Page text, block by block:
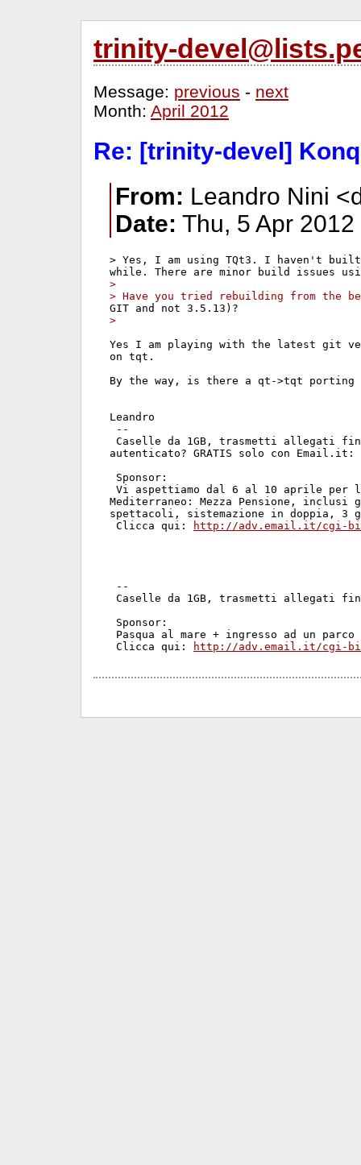
trinity-
Message: previous - next
Month: April 2012
Re: [trinity-devel]
From: Leandro Nini
Date: Thu, 5 Apr
> Yes, I am using TQt3. I haven't
>
> Have you tried rebuilding from the
>
Yes I am playing with the latest git
on tqt.
By the way, is there a qt->tqt porting
Leandro
--
Caselle da 1GB, trasmetti allegati fino
autenticato? GRATIS solo con Email.it:
Sponsor:
Vi aspettiamo dal 6 al 10 aprile per
Mediterraneo: Mezza Pensione, inclusi
spettacoli, sistemazione in doppia, 3
Clicca qui:
http://adv.email.it/cgi-bin/
--
Caselle da 1GB, trasmetti allegati
Sponsor:
Pasqua al mare + ingresso ad un
Clicca qui:
http://adv.email.it/cgi-